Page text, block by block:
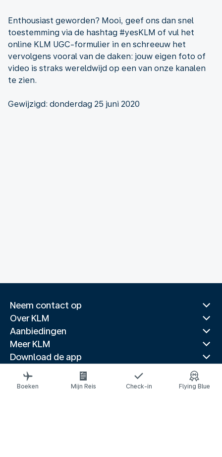
Enthousiast geworden? Mooi, geef ons dan snel
toestemming via de hashtag #yesKLM of vul het
online KLM UGC-formulier in en schreeuw het
vervolgens vooral van de daken: jouw eigen foto of
video is straks wereldwijd op een van onze kanalen
te zien.
Gewijzigd: donderdag 25 juni 2020
Neem contact op
Over KLM
Aanbiedingen
Meer KLM
Download de app
Gerelateerde websites
Reisgidsen
Boeken Mijn Reis Check-in Flying Blue